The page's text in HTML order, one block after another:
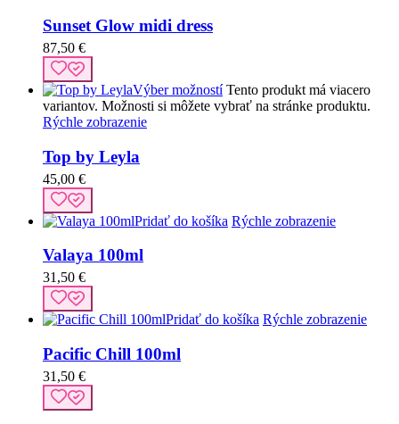
Sunset Glow midi dress
87,50 €
Výber možností Tento produkt má viacero
variantov. Možnosti si môžete vybrať na stránke produktu.
Rýchle zobrazenie
Top by Leyla
45,00 €
Pridať do košíka Rýchle zobrazenie
Valaya 100ml
31,50 €
Pridať do košíka Rýchle zobrazenie
Pacific Chill 100ml
31,50 €